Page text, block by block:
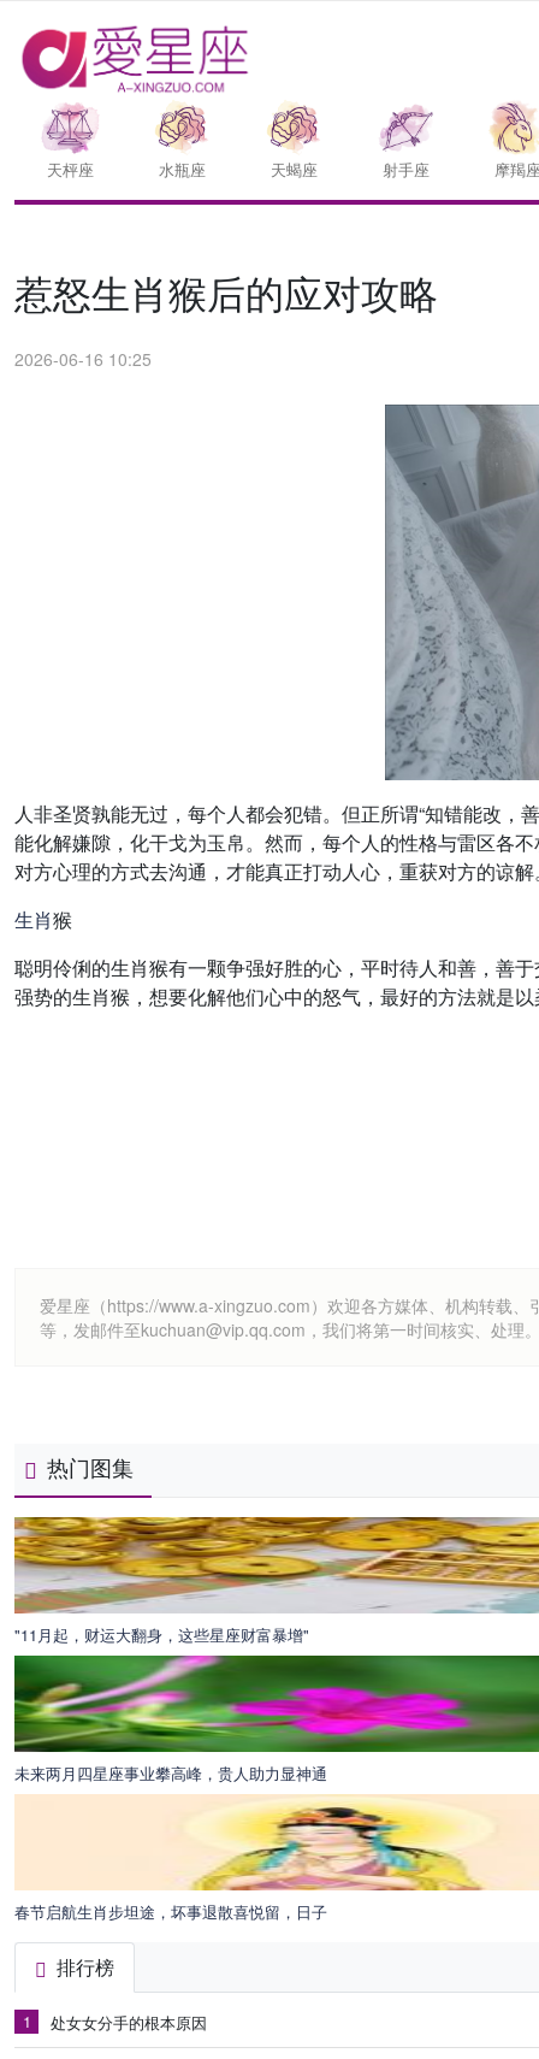
天枰座 水瓶座 天蝎座 射手座 摩羯
惹怒生肖猴后的应对攻略
2026-06-16 10:25
人非圣贤孰能无过，每个人都会犯错。但正所谓“知错能改
能化解嫌隙，化干戈为玉帛。然而，每个人的性格与雷区各
对方心理的方式去沟通，才能真正打动人心，重获对方的谅解
生肖猴
聪明伶俐的生肖猴有一颗争强好胜的心，平时待人和善，善
强势的生肖猴，想要化解他们心中的怒气，最好的方法就是
爱星座（https://www.a-xingzuo.com）欢迎各方媒体、机构转载
等，发邮件至kuchuan@vip.qq.com，我们将第一时间核实、处理
热门图集
"11月起，财运大翻身，这些星座财富暴增"
未来两月四星座事业攀高峰，贵人助力显神通
春节启航生肖步坦途，坏事退散喜悦留，日子
排行榜
1 处女女分手的根本原因